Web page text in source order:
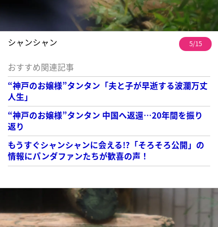
シャンシャン 5/15
おすすめ関連記事
“神戸のお嬢様”タンタン「夫と子が早逝する波瀾万丈
人生」
“神戸のお嬢様”タンタン 中国へ返還…20年間を振り
返り
もうすぐシャンシャンに会える!?「そろそろ公開」の
情報にパンダファンたちが歓喜の声！